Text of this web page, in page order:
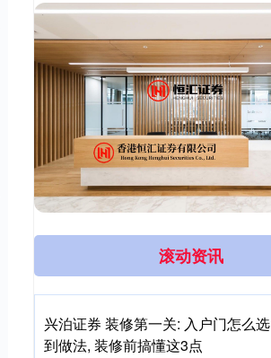
滚动资讯
兴泊证券 装修第一关: 入户门怎么
到做法, 装修前搞懂这3点